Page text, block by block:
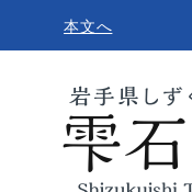
本文へ